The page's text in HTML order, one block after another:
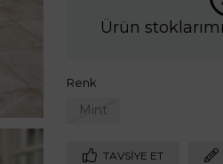
Ürün
Renk
Mint
TAVSIYE ET